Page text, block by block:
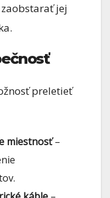
jej
preletieť
miestnosť–